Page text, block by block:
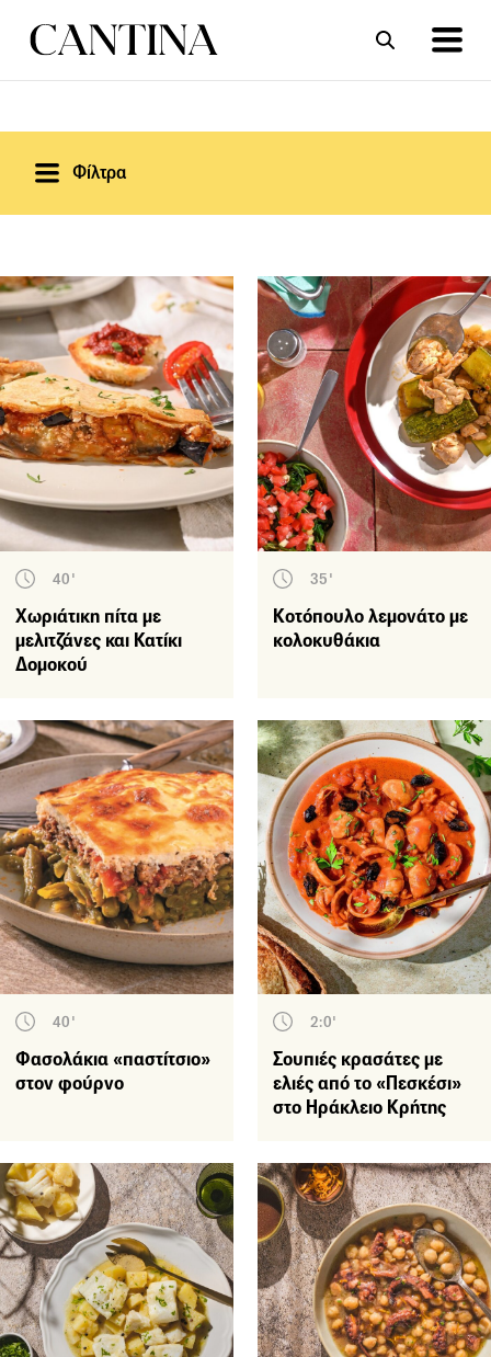
Φίλτρα
40'
Χωριάτικη πίτα με
μελιτζάνες και Κατίκι
Δομοκού
35'
Κοτόπουλο λεμονάτο με
κολοκυθάκια
40'
Φασολάκια «παστίτσιο»
στον φούρνο
2:0'
Σουπιές κρασάτες με
ελιές από το «Πεσκέσι»
στο Ηράκλειο Κρήτης